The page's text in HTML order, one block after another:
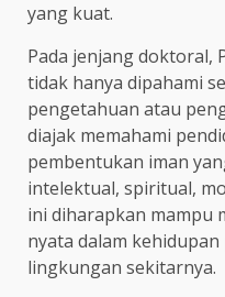
yang kuat.
Pada jenjang doktoral,
tidak hanya dipahami
pengetahuan atau
diajak memahami
pembentukan iman
intelektual, spiritual,
ini diharapkan mampu
nyata dalam
lingkungan sekitarnya.